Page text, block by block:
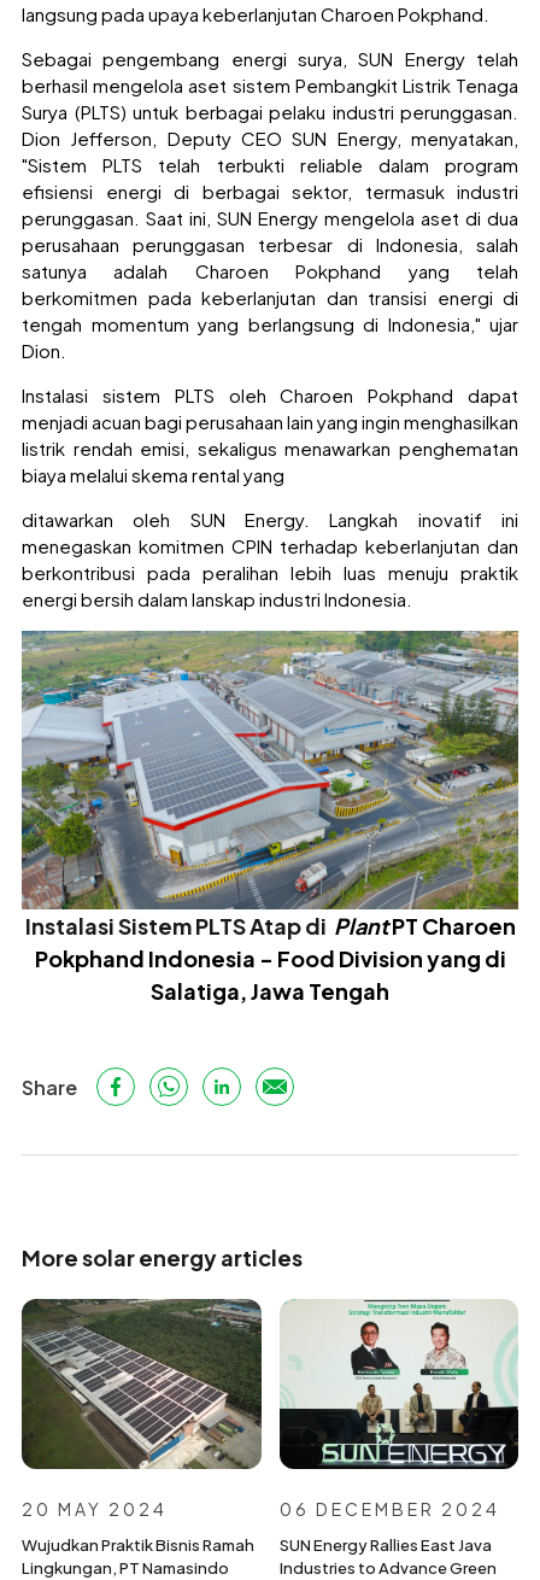
langsung pada upaya keberlanjutan Charoen Pokphand.
Sebagai pengembang energi surya, SUN Energy telah
berhasil mengelola aset sistem Pembangkit Listrik Tenaga
Surya (PLTS) untuk berbagai pelaku industri perunggasan.
Dion Jefferson, Deputy CEO SUN Energy, menyatakan,
"Sistem PLTS telah terbukti reliable dalam program
efisiensi energi di berbagai sektor, termasuk industri
perunggasan. Saat ini, SUN Energy mengelola aset di dua
perusahaan perunggasan terbesar di Indonesia, salah
satunya adalah Charoen Pokphand yang telah
berkomitmen pada keberlanjutan dan transisi energi di
tengah momentum yang berlangsung di Indonesia," ujar
Dion.
Instalasi sistem PLTS oleh Charoen Pokphand dapat
menjadi acuan bagi perusahaan lain yang ingin menghasilkan
listrik rendah emisi, sekaligus menawarkan penghematan
biaya melalui skema rental yang
ditawarkan oleh SUN Energy. Langkah inovatif ini
menegaskan komitmen CPIN terhadap keberlanjutan dan
berkontribusi pada peralihan lebih luas menuju praktik
energi bersih dalam lanskap industri Indonesia.
Instalasi Sistem PLTS Atap di PlantPT Charoen
Pokphand Indonesia - Food Division yang di
Salatiga, Jawa Tengah
Share
More solar energy articles
20 MAY 2024
Wujudkan Praktik Bisnis Ramah
Lingkungan, PT Namasindo
06 DECEMBER 2024
SUN Energy Rallies East Java
Industries to Advance Green